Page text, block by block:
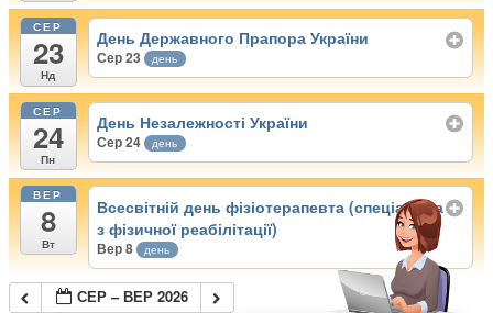
СЕР
23
Нд
День Державного Прапора України
Сер 23 день
СЕР
24
Пн
День Незалежності України
Сер 24 день
ВЕР
8
Вт
Всесвітній день фізіотерапевта (спеціаліста
з фізичної реабілітації)
Вер 8 день
СЕР – ВЕР 2026